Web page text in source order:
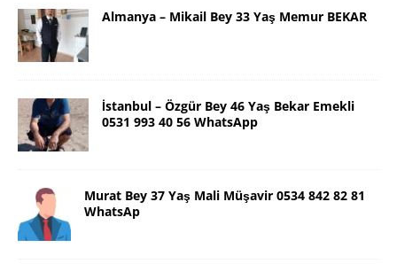
Almanya – Mikail Bey 33 Yaş Memur BEKAR
İstanbul – Özgür Bey 46 Yaş Bekar Emekli
0531 993 40 56 WhatsApp
Murat Bey 37 Yaş Mali Müşavir 0534 842 82 81
WhatsAp